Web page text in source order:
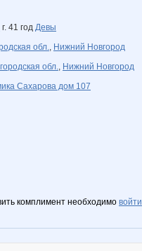
г. 41 год Девы
обл., Нижний Новгород
обл., Нижний Новгород
Сахарова дом 107
комплимент необходимо войти